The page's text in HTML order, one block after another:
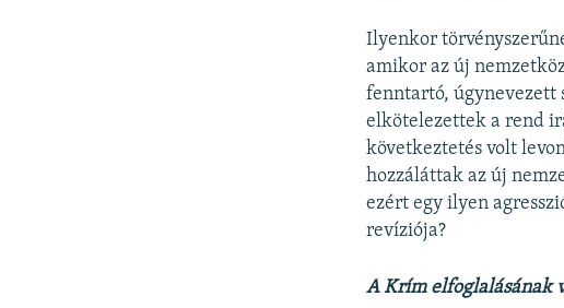
Ilyenkor
amikor az új
fenntartó, úgynevezett
elkötelezettek a rend
következtetés volt
hozzáláttak az új
ezért egy ilyen
revíziója?
A Krím elfoglalásának